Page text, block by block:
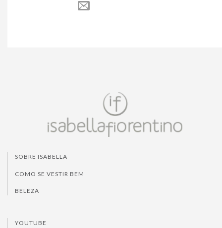
SOBRE ISABELLA
COMO SE VESTIR BEM
BELEZA
YOUTUBE